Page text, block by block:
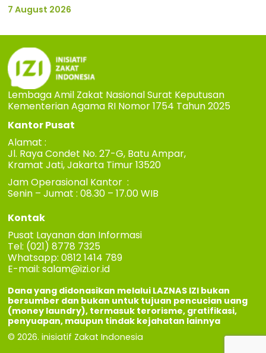
7 August 2026
Lembaga Amil Zakat Nasional Surat Keputusan
Kementerian Agama RI Nomor 1754 Tahun 2025
Kantor Pusat
Alamat :
Jl. Raya Condet No. 27-G, Batu Ampar,
Kramat Jati, Jakarta Timur 13520
Jam Operasional Kantor :
Senin – Jumat : 08.30 – 17.00 WIB
Kontak
Pusat Layanan dan Informasi
Tel: (021) 8778 7325
Whatsapp: 0812 1414 789
E-mail:salam@izi.or.id
Dana yang didonasikan melalui LAZNAS IZI bukan
bersumber dan bukan untuk tujuan pencucian uang
(money laundry), termasuk terorisme, gratifikasi,
penyuapan, maupun tindak kejahatan lainnya
© 2026. inisiatif Zakat Indonesia